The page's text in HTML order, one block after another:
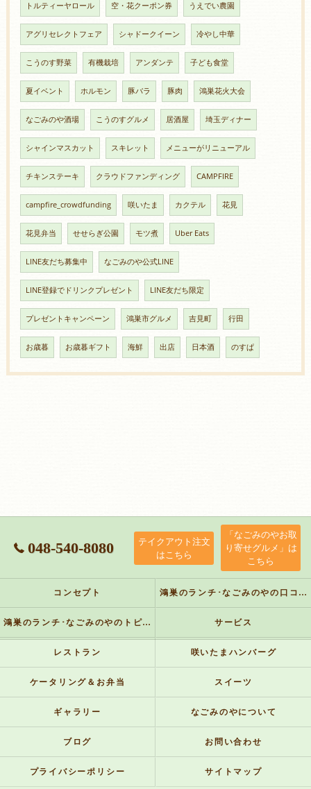
トルティーヤロール 空・花クーポン券 うえでい農園
アグリセレクトフェア シャドークイーン 冷やし中華
こうのす野菜 有機栽培 アンダンテ 子ども食堂
夏イベント ホルモン 豚バラ 豚肉 鴻巣花火大会
なごみのや酒場 こうのすグルメ 居酒屋 埼玉ディナー
シャインマスカット スキレット メニューがリニューアル
チキンステーキ クラウドファンディング CAMPFIRE
campfire_crowdfunding 咲いたま カクテル 花見
花見弁当 せせらぎ公園 モツ煮 Uber Eats
LINE友だち募集中 なごみのや公式LINE
LINE登録でドリンクプレゼント LINE友だち限定
プレゼントキャンペーン 鴻巣市グルメ 吉見町 行田
お歳暮 お歳暮ギフト 海鮮 出店 日本酒 のすぱ
048-540-8080
テイクアウト注文
はこちら
「なごみのやお取
り寄せグルメ」は
こちら
コンセプト 鴻巣のランチ･なごみのやの口コミ情報
鴻巣のランチ･なごみのやのトピックス サービス
レストラン 咲いたまハンバーグ
ケータリング＆お弁当 スイーツ
ギャラリー なごみのやについて
ブログ お問い合わせ
プライバシーポリシー サイトマップ